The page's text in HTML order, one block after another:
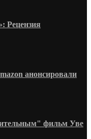
Рецензия
анонсировали
фильм Уве